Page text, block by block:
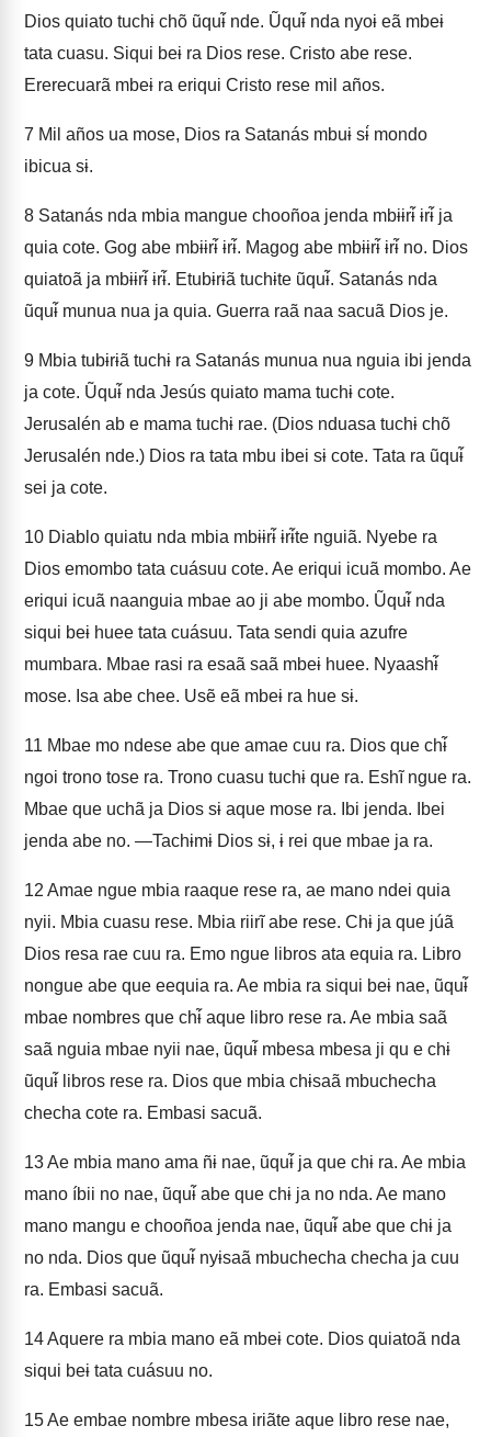
Dios quiato tuchɨ chõ ũquɨ̃ nde. Ũquɨ̃ nda nyoɨ eã mbeɨ
tata cuasu. Siqui beɨ ra Dios rese. Cristo abe rese.
Ererecuarã mbeɨ ra eriqui Cristo rese mil años.
7 Mil años ua mose, Dios ra Satanás mbuɨ sɨ́ mondo
ibicua sɨ.
8 Satanás nda mbia mangue chooñoa jenda mbɨɨrɨ̃ ɨrɨ̃ ja
quia cote. Gog abe mbɨɨrɨ̃ ɨrɨ̃. Magog abe mbɨɨrɨ̃ ɨrɨ̃ no. Dios
quiatoã ja mbɨɨrɨ̃ ɨrɨ̃. Etubɨrɨã tuchɨte ũquɨ̃. Satanás nda
ũquɨ̃ munua nua ja quia. Guerra raã naa sacuã Dios je.
9 Mbia tubɨrɨã tuchɨ ra Satanás munua nua nguia ibi jenda
ja cote. Ũquɨ̃ nda Jesús quiato mama tuchɨ cote.
Jerusalén ab e mama tuchɨ rae. (Dios nduasa tuchɨ chõ
Jerusalén nde.) Dios ra tata mbu ibei sɨ cote. Tata ra ũquɨ̃
sei ja cote.
10 Diablo quiatu nda mbia mbɨɨrɨ̃ ɨrɨ̃te nguiã. Nyebe ra
Dios emombo tata cuásuu cote. Ae eriqui icuã mombo. Ae
eriqui icuã naanguia mbae ao ji abe mombo. Ũquɨ̃ nda
siqui beɨ huee tata cuásuu. Tata sendi quia azufre
mumbara. Mbae rasi ra esaã saã mbeɨ huee. Nyaashɨ̃
mose. Isa abe chee. Usẽ eã mbeɨ ra hue sɨ.
11 Mbae mo ndese abe que amae cuu ra. Dios que chɨ̃
ngoi trono tose ra. Trono cuasu tuchɨ que ra. Eshĩ ngue ra.
Mbae que uchã ja Dios sɨ aque mose ra. Ibi jenda. Ibei
jenda abe no. —Tachɨmɨ Dios sɨ, ɨ rei que mbae ja ra.
12 Amae ngue mbia raaque rese ra, ae mano ndei quia
nyii. Mbia cuasu rese. Mbia riirĩ abe rese. Chɨ ja que júã
Dios resa rae cuu ra. Emo ngue libros ata equia ra. Libro
nongue abe que eequia ra. Ae mbia ra siqui beɨ nae, ũquɨ̃
mbae nombres que chɨ̃ aque libro rese ra. Ae mbia saã
saã nguia mbae nyii nae, ũquɨ̃ mbesa mbesa ji qu e chɨ
ũquɨ̃ libros rese ra. Dios que mbia chɨsaã mbuchecha
checha cote ra. Embasi sacuã.
13Ae mbia mano ama ñɨ nae, ũquɨ̃ ja que chɨ ra. Ae mbia
mano íbii no nae, ũquɨ̃ abe que chɨ ja no nda. Ae mano
mano mangu e chooñoa jenda nae, ũquɨ̃ abe que chɨ ja
no nda. Dios que ũquɨ̃ nyɨsaã mbuchecha checha ja cuu
ra. Embasi sacuã.
14Aquere ra mbia mano eã mbeɨ cote. Dios quiatoã nda
siqui beɨ tata cuásuu no.
15Ae embae nombre mbesa iriãte aque libro rese nae,